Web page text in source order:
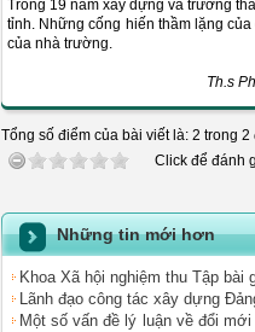
Trong 19 năm xây dựng và trưởng
tỉnh. Những cống hiến thầm lặng
của nhà trường.
Th.s Phạm Thị
Tổng số điểm của bài viết là: 2 trong 2
Click để đánh
Những tin mới hơn
Khoa Xã hội nghiệm thu Tập bài
Lãnh đạo công tác xây dựng
Một số vấn đề lý luận về đổi